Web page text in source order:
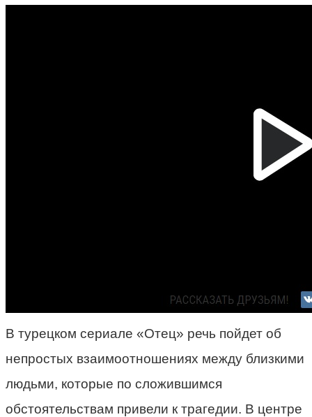
В турецком сериале «Отец» речь пойдет об
непростых взаимоотношениях между близкими
людьми, которые по сложившимся
обстоятельствам привели к трагедии. В центре